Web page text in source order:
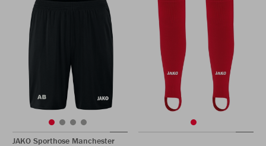
JAKO Sporthose Manchester